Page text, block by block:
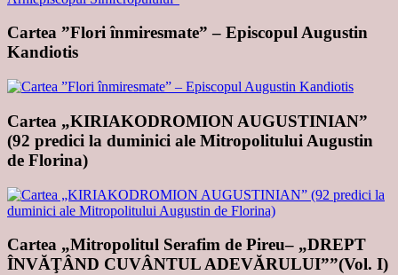
Cartea ”Flori înmiresmate” – Episcopul Augustin
Kandiotis
Cartea „KIRIAKODROMION AUGUSTINIAN”
(92 predici la duminici ale Mitropolitului Augustin
de Florina)
Cartea „Mitropolitul Serafim de Pireu– „DREPT
ÎNVĂŢÂND CUVÂNTUL ADEVĂRULUI””(Vol. I)